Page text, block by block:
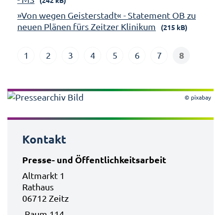
»Von wegen Geisterstadt« - Statement OB zu
neuen Plänen fürs Zeitzer Klinikum
(215 kB)
1 2 3 4 5 6 7 8
© pixabay
Kontakt
Presse- und Öffentlichkeitsarbeit
Altmarkt 1
Rathaus
06712 Zeitz